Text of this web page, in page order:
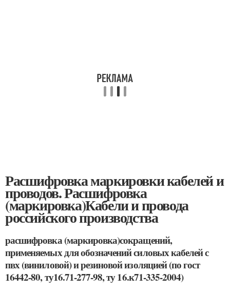
Расшифровка маркировки кабелей и
проводов. Расшифровка
(маркировка)Кабели и провода
российского производства
расшифровка (маркировка)сокращений,
применяемых для обозначений силовых кабелей с
пвх (виниловой) и резиновой изоляцией (по гост
16442-80, ту16.71-277-98, ту 16.к71-335-2004)